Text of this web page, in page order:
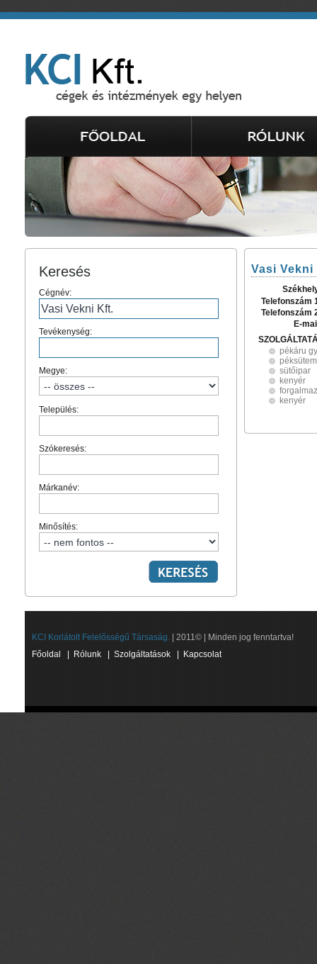
Keresés
Cégnév:
Tevékenység:
Megye:
Település:
Szókeresés:
Márkanév:
Minősítés:
Vasi Vekni
Telefonszám
Telefonszám
E-
pékáru
sütőipar
kenyér
kenyér
KCI Korlátolt Felelősségű Társaság. | 2011© | Minden jog fenntartva!
Főoldal
Rólunk Szolgáltatások Kapcsolat